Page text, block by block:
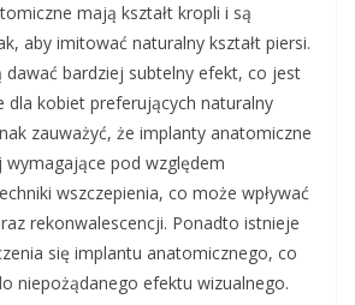
mają kształt kropli i są
aby imitować naturalny kształt piersi.
dawać bardziej subtelny efekt, co jest
dla kobiet preferujących naturalny
zauważyć, że implanty anatomiczne
wymagające pod względem
wszczepienia, co może wpływać
rekonwalescencji. Ponadto istnieje
się implantu anatomicznego, co
niepożądanego efektu wizualnego.